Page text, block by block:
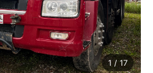
1/ 17